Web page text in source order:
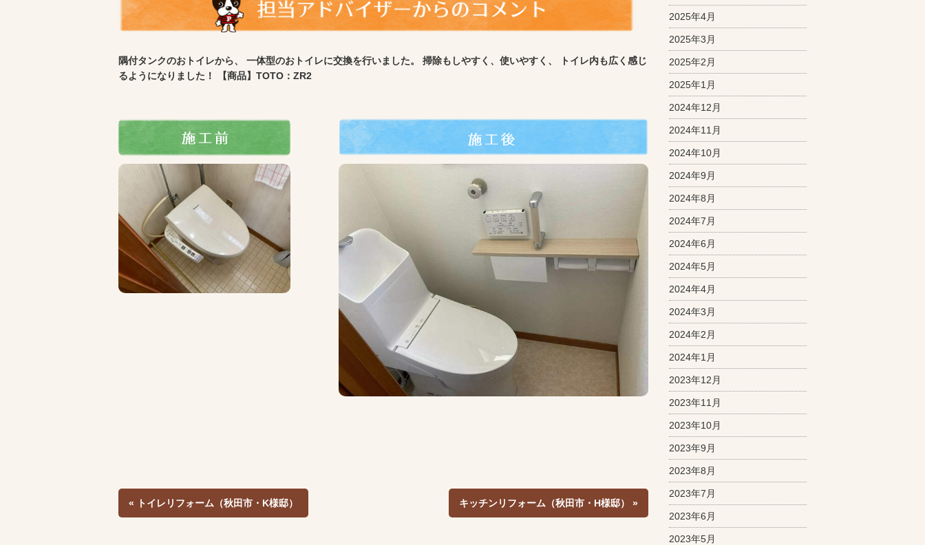
隅付タンクのおトイレから、 一体型のおトイレに交換を行いました。 掃除もしやすく、使いやすく、 トイレ内も広く感じ
るようになりました！ 【商品】TOTO：ZR2
« トイレリフォーム（秋田市・K様邸） キッチンリフォーム（秋田市・H様邸） »
2025年4月
2025年3月
2025年2月
2025年1月
2024年12月
2024年11月
2024年10月
2024年9月
2024年8月
2024年7月
2024年6月
2024年5月
2024年4月
2024年3月
2024年2月
2024年1月
2023年12月
2023年11月
2023年10月
2023年9月
2023年8月
2023年7月
2023年6月
2023年5月